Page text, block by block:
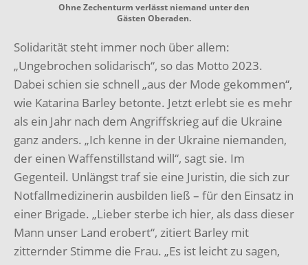
Ohne Zechenturm verlässt niemand unter den
Gästen Oberaden.
Solidarität steht immer noch über allem:
„Ungebrochen solidarisch“, so das Motto 2023.
Dabei schien sie schnell „aus der Mode gekommen“,
wie Katarina Barley betonte. Jetzt erlebt sie es mehr
als ein Jahr nach dem Angriffskrieg auf die Ukraine
ganz anders. „Ich kenne in der Ukraine niemanden,
der einen Waffenstillstand will“, sagt sie. Im
Gegenteil. Unlängst traf sie eine Juristin, die sich zur
Notfallmedizinerin ausbilden ließ – für den Einsatz in
einer Brigade. „Lieber sterbe ich hier, als dass dieser
Mann unser Land erobert“, zitiert Barley mit
zitternder Stimme die Frau. „Es ist leicht zu sagen,